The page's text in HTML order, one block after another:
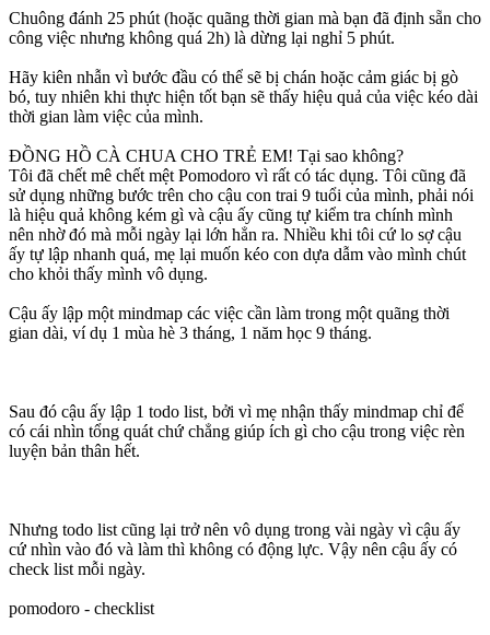
Chuông đánh 25 phút (hoặc quãng thời gian mà bạn đã định sẵn cho
công việc nhưng không quá 2h) là dừng lại nghỉ 5 phút.
Hãy kiên nhẫn vì bước đầu có thể sẽ bị chán hoặc cảm giác bị gò
bó, tuy nhiên khi thực hiện tốt bạn sẽ thấy hiệu quả của việc kéo dài
thời gian làm việc của mình.
ĐỒNG HỒ CÀ CHUA CHO TRẺ EM! Tại sao không?
Tôi đã chết mê chết mệt Pomodoro vì rất có tác dụng. Tôi cũng đã
sử dụng những bước trên cho cậu con trai 9 tuổi của mình, phải nói
là hiệu quả không kém gì và cậu ấy cũng tự kiểm tra chính mình
nên nhờ đó mà mỗi ngày lại lớn hẳn ra. Nhiều khi tôi cứ lo sợ cậu
ấy tự lập nhanh quá, mẹ lại muốn kéo con dựa dẫm vào mình chút
cho khỏi thấy mình vô dụng.
Cậu ấy lập một mindmap các việc cần làm trong một quãng thời
gian dài, ví dụ 1 mùa hè 3 tháng, 1 năm học 9 tháng.
Sau đó cậu ấy lập 1 todo list, bởi vì mẹ nhận thấy mindmap chỉ để
có cái nhìn tổng quát chứ chẳng giúp ích gì cho cậu trong việc rèn
luyện bản thân hết.
Nhưng todo list cũng lại trở nên vô dụng trong vài ngày vì cậu ấy
cứ nhìn vào đó và làm thì không có động lực. Vậy nên cậu ấy có
check list mỗi ngày.
pomodoro - checklist